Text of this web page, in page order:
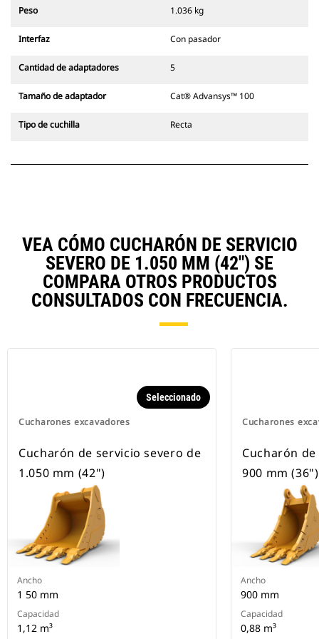
Cat son compatibles con las
con todas las excavadoras de
de ancho para zanjado
Los accesorios compatibles con el
Hay acopladores especializados
CW disponibles para todas las
excavadoras de ruedas y cadenas.
Peso 1.036 kg
Interfaz Con pasador
Cantidad de adaptadores 5
Tamaño de adaptador Cat® Advansys™ 100
Tipo de cuchilla Recta
VEA CÓMO CUCHARÓN DE SERVICIO
SEVERO DE 1.050 MM (42") SE
COMPARA OTROS PRODUCTOS
CONSULTADOS CON FRECUENCIA.
Cucharones excavadores
Seleccionado
Cucharón de servicio severo de
1.050 mm (42")
Ancho
1 50 mm
Capacidad
1,12 m³
Cucharones
Cucharón
900 mm (36")
Ancho
900 mm
Capacidad
0,88 m³